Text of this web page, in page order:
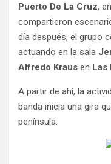
Puerto De La Cruz, en
compartieron
día después, el grupo
actuando en la sala
Alfredo Kraus en Las
A partir de ahí, la
banda inicia una gira
península.